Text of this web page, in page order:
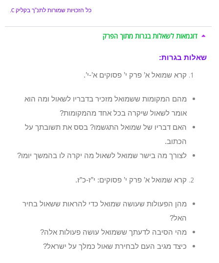
כל הזכויות שמורות לתנ”ך בקליק C.
דוגמאות לשאלות בגרות מתוך הפרק
שאלות בגרות:
קרא שמואל א’ פרק י’ פסוקים א’-י’.
מהם המקומות ששמואל מזכיר בדבריו לשאול ומה הוא
אומר לשאול שיקרה בכל אחד מהמקומות?
האם דבריו של שמואל התגשמו? בסס את תשובתך על
הכתוב.
לצורך מה בישר שמואל לשאול מה יקרה לו בהמשך יומו?
קרא שמואל א’ פרק י’ פסוקים: י”ז-כ”ז.
מהן הפעולות שעושה שמואל כדי להראות ששאול בחיר
האל?
מהי הסיבה לדעתך ששמואל עושה פעולות אלה?
כיצד מגיב העם לבחירת שאול כמלך על ישראל?